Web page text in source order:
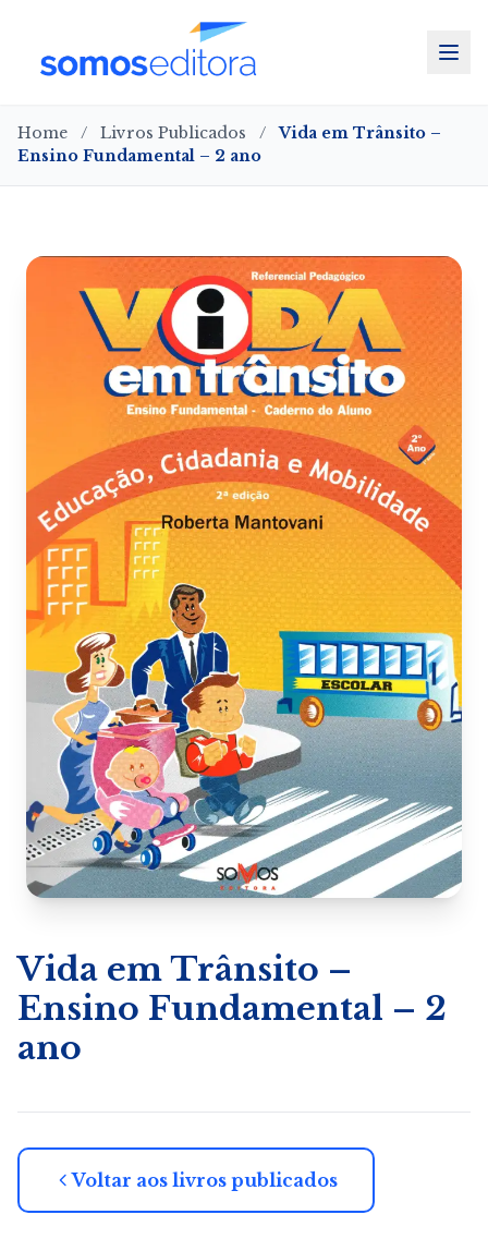
Home / Livros Publicados /
Vida em Trânsito –
Ensino Fundamental – 2 ano
Vida em Trânsito –
Ensino Fundamental – 2
ano
Voltar aos livros publicados